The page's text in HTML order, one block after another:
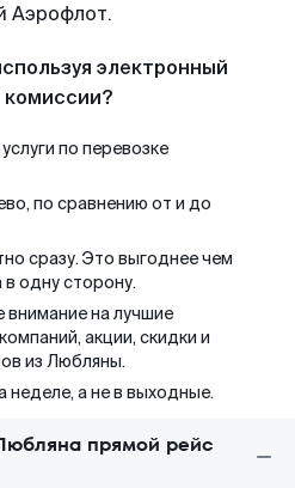
Аэрофлот.
электронный
по перевозке
по сравнению от и до
сразу. Это выгоднее чем
одну сторону.
на лучшие
акции, скидки и
из Любляны.
неделе, а не в выходные.
прямой рейс